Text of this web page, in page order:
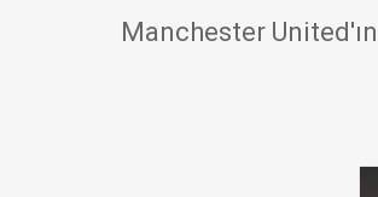
Manchester